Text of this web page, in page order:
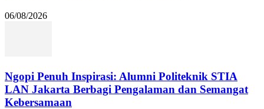
06/08/2026
Ngopi Penuh Inspirasi: Alumni Politeknik STIA
LAN Jakarta Berbagi Pengalaman dan Semangat
Kebersamaan